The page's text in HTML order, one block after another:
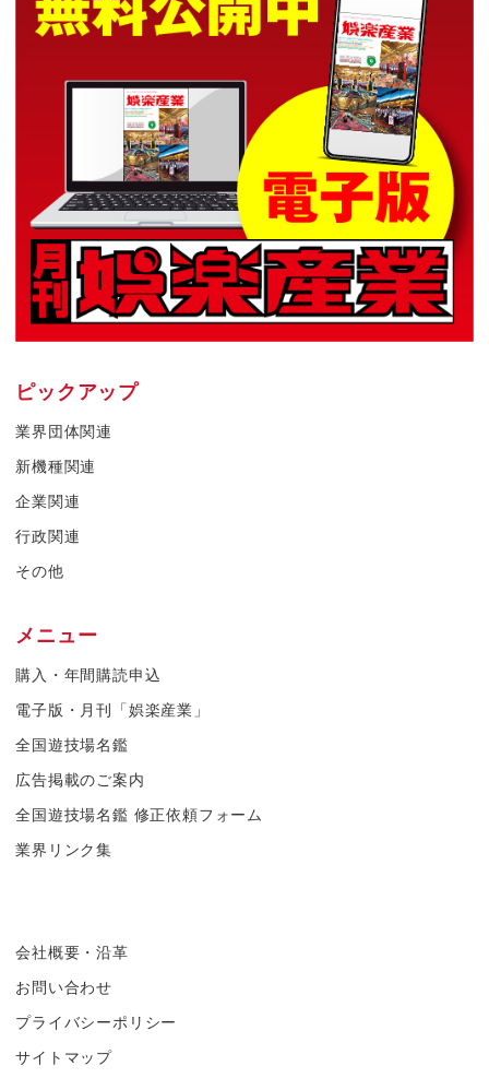
ピックアップ
業界団体関連
新機種関連
企業関連
行政関連
その他
メニュー
購入・年間購読申込
電子版・月刊「娯楽産業」
全国遊技場名鑑
広告掲載のご案内
全国遊技場名鑑 修正依頼フォーム
業界リンク集
会社概要・沿革
お問い合わせ
プライバシーポリシー
サイトマップ